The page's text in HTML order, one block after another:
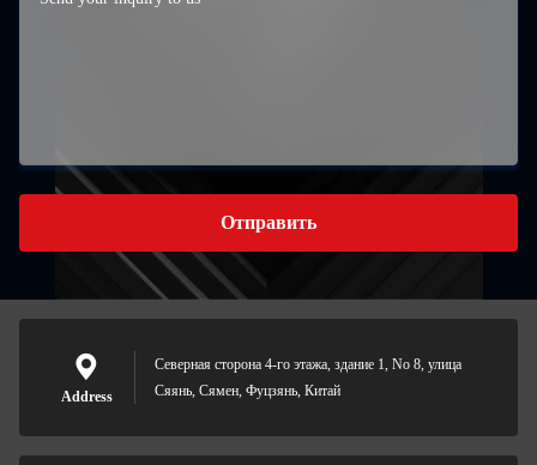
Отправить
Address
Северная сторона 4-го этажа, здание 1, No 8, улица
Сяянь, Сямен, Фуцзянь, Китай